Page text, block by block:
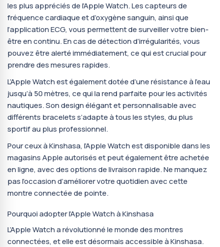
les plus appréciés de l’Apple Watch. Les capteurs de
fréquence cardiaque et d’oxygène sanguin, ainsi que
l’application ECG, vous permettent de surveiller votre bien-
être en continu. En cas de détection d’irrégularités, vous
pouvez être alerté immédiatement, ce qui est crucial pour
prendre des mesures rapides.
L’Apple Watch est également dotée d’une résistance à l’eau
jusqu’à 50 mètres, ce qui la rend parfaite pour les activités
nautiques. Son design élégant et personnalisable avec
différents bracelets s’adapte à tous les styles, du plus
sportif au plus professionnel.
Pour ceux à Kinshasa, l’Apple Watch est disponible dans les
magasins Apple autorisés et peut également être achetée
en ligne, avec des options de livraison rapide. Ne manquez
pas l’occasion d’améliorer votre quotidien avec cette
montre connectée de pointe.
Pourquoi adopter l’Apple Watch à Kinshasa
L’Apple Watch a révolutionné le monde des montres
connectées, et elle est désormais accessible à Kinshasa.